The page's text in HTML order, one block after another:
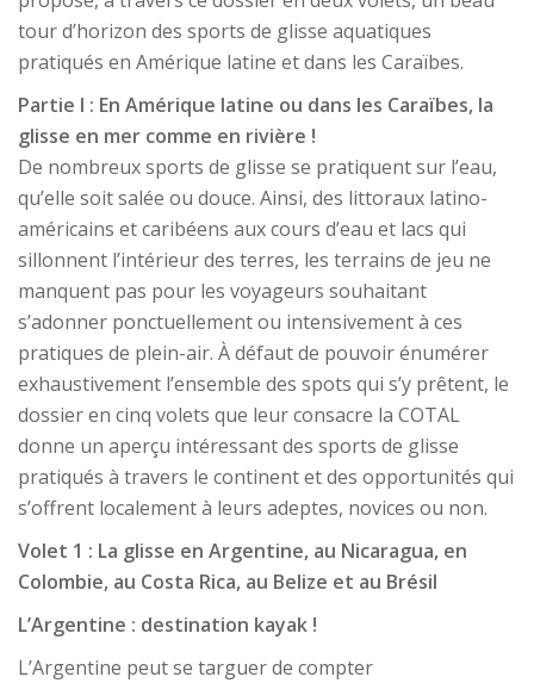
tour d’horizon des sports de glisse aquatiques
pratiqués en Amérique latine et dans les Caraïbes.
Partie I : En Amérique latine ou dans les Caraïbes, la
glisse en mer comme en rivière !
De nombreux sports de glisse se pratiquent sur l’eau,
qu’elle soit salée ou douce. Ainsi, des littoraux latino-
américains et caribéens aux cours d’eau et lacs qui
sillonnent l’intérieur des terres, les terrains de jeu ne
manquent pas pour les voyageurs souhaitant
s’adonner ponctuellement ou intensivement à ces
pratiques de plein-air. À défaut de pouvoir énumérer
exhaustivement l’ensemble des spots qui s’y prêtent, le
dossier en cinq volets que leur consacre la COTAL
donne un aperçu intéressant des sports de glisse
pratiqués à travers le continent et des opportunités qui
s’offrent localement à leurs adeptes, novices ou non.
Volet 1 : La glisse en Argentine, au Nicaragua, en
Colombie, au Costa Rica, au Belize et au Brésil
L’Argentine : destination kayak !
L’Argentine peut se targuer de compter